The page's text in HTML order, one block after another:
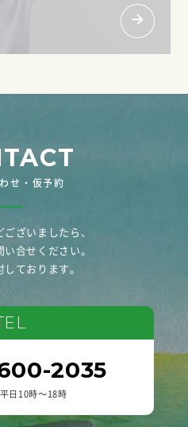
せ・仮予約
ございましたら、
い合せください。
ております。
2035
日10時〜18時